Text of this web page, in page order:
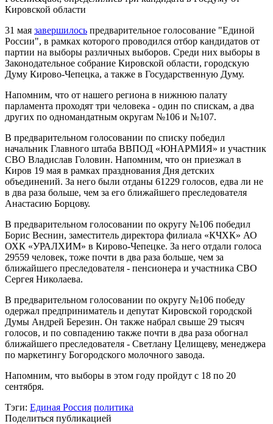
31 мая завершилось предварительное голосование "Единой
России", в рамках которого проводился отбор кандидатов от
партии на выборы различных выборов. Среди них выборы в
Законодательное собрание Кировской области, городскую
Думу Кирово-Чепецка, а также в Государственную Думу.
Напомним, что от нашего региона в нижнюю палату
парламента проходят три человека - один по спискам, а два
других по одномандатным округам №106 и №107.
В предварительном голосовании по списку победил
начальник Главного штаба ВВПОД «ЮНАРМИЯ» и участник
СВО Владислав Головин. Напомним, что он приезжал в
Киров 19 мая в рамках празднования Дня детских
объединений. За него были отданы 61229 голосов, едва ли не
в два раза больше, чем за его ближайшего преследователя
Анастасию Борцову.
В предварительном голосовании по округу №106 победил
Борис Веснин, заместитель директора филиала «КЧХК» АО
ОХК «УРАЛХИМ» в Кирово-Чепецке. За него отдали голоса
29559 человек, тоже почти в два раза больше, чем за
ближайшего преследователя - пенсионера и участника СВО
Сергея Николаева.
В предварительном голосовании по округу №106 победу
одержал предприниматель и депутат Кировской городской
Думы Андрей Березин. Он также набрал свыше 29 тысяч
голосов, и по совпадению также почти в два раза обогнал
ближайшего преследователя - Светлану Целищеву, менеджера
по маркетингу Богородского молочного завода.
Напомним, что выборы в этом году пройдут с 18 по 20
сентября.
Тэги: Единая Россия политика
Поделиться публикацией